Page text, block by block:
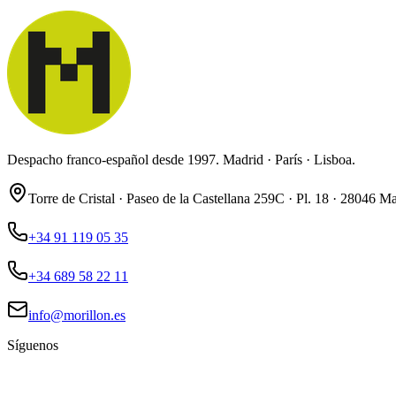
Despacho franco-español desde 1997. Madrid · París · Lisboa.
Torre de Cristal · Paseo de la Castellana 259C · Pl. 18 · 28046
+34 91 119 05 35
+34 689 58 22 11
info@morillon.es
Síguenos